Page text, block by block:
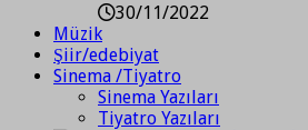
30/11/2022
Müzik
Şiir/edebiyat
Sinema /Tiyatro
Sinema Yazıları
Tiyatro Yazıları